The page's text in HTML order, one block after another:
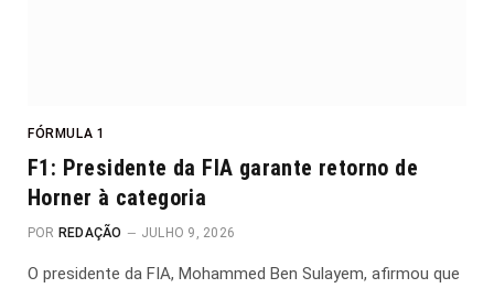
FÓRMULA 1
F1: Presidente da FIA garante retorno de
Horner à categoria
POR REDAÇÃO JULHO 9, 2026
O presidente da FIA, Mohammed Ben Sulayem, afirmou que